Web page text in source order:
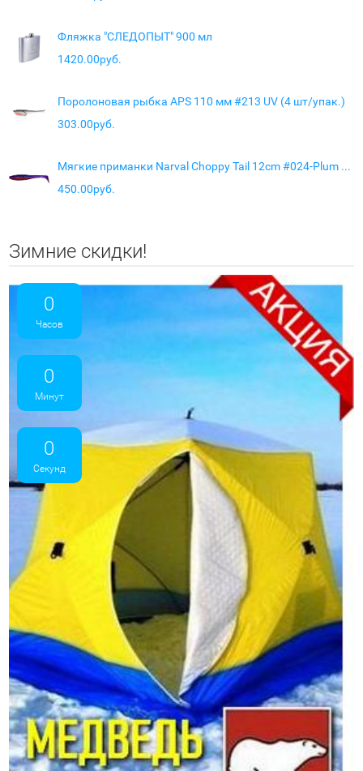
Фляжка "СЛЕДОПЫТ" 900 мл
1420.00руб.
Поролоновая рыбка APS 110 мм #213 UV (4 шт/упак.)
303.00руб.
Мягкие приманки Narval Choppy Tail 12cm #024-Plum Boom
450.00руб.
Зимние скидки!
0
Часов
0
Минут
0
Секунд